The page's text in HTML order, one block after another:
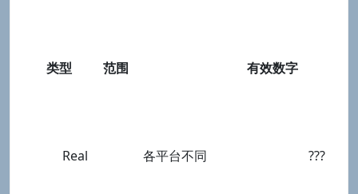
类型 范围 有效数字
Real 各平台不同 ???